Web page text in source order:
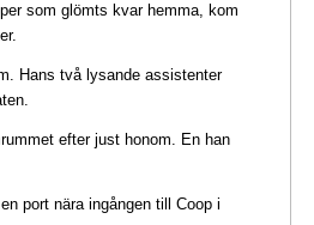
som glömts kvar hemma, kom
Hans två lysande assistenter
efter just honom. En han
port nära ingången till Coop i